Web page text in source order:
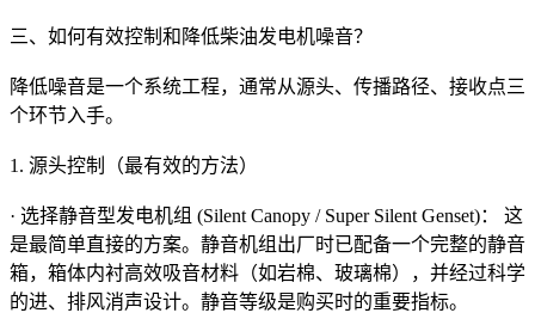
三、如何有效控制和降低柴油发电机噪音？
降低噪音是一个系统工程，通常从源头、传播路径、接收点三
个环节入手。
1. 源头控制（最有效的方法）
· 选择静音型发电机组 (Silent Canopy / Super Silent Genset)： 这
是最简单直接的方案。静音机组出厂时已配备一个完整的静音
箱，箱体内衬高效吸音材料（如岩棉、玻璃棉），并经过科学
的进、排风消声设计。静音等级是购买时的重要指标。